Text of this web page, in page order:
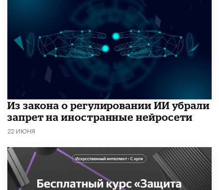
Из закона о регулировании ИИ убрали
запрет на иностранные нейросети
22 ИЮНЯ